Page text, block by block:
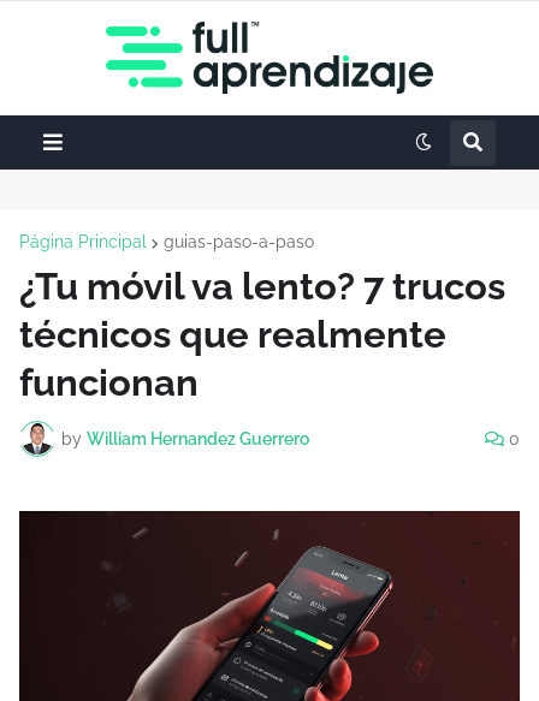
Página Principal guias-paso-a-paso
¿Tu móvil va lento? 7 trucos
técnicos que realmente
funcionan
by William Hernandez Guerrero 0